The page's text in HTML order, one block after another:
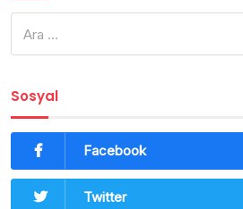
Sosyal
Facebook
Twitter